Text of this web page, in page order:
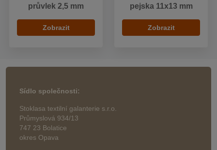
průvlek 2,5 mm
Zobrazit
pejska 11x13 mm
Zobrazit
Sídlo společnosti:
Stoklasa textilní galanterie s.r.o.
Průmyslová 934/13
747 23 Bolatice
okres Opava